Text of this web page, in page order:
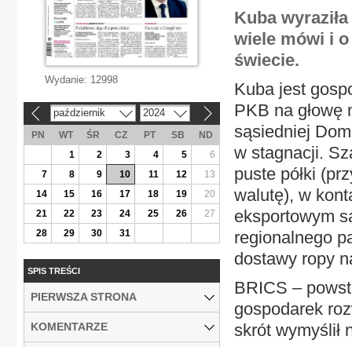
Kuba
wiele mówi i
świecie.
Kuba jest
PKB na
sąsiedniej
w stagnacji.
puste półki
walutę), w
eksportowym
regionalnego
dostawy ropy
BRICS –
gospodarek
skrót wymyślił
Wydanie: 12998
październik 2024
PN WT ŚR CZ PT SB
ND
1
2 3 4 5
6
7
8 9 10 11 12
13
14
15 16 17 18 19
20
21
22 23 24 25 26
27
28
29 30 31
SPIS TREŚCI
PIERWSZA STRONA
KOMENTARZE